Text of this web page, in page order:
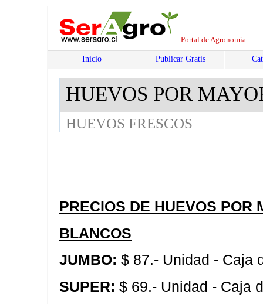
Portal de Agronomía
Inicio Publicar Gratis
HUEVOS POR
HUEVOS FRESCOS
PRECIOS DE HUEVOS POR
BLANCOS
JUMBO: $ 87.- Unidad - Caja
SUPER: $ 69.- Unidad - Caja